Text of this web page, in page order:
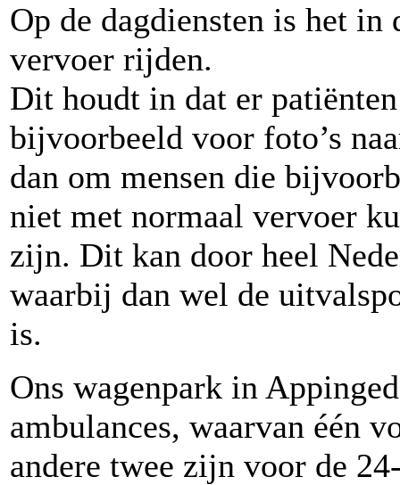
Op de dagdiensten is het in
vervoer rijden.
Dit houdt in dat er
bijvoorbeeld voor foto’s
dan om mensen die
niet met normaal vervoer
zijn. Dit kan door heel
waarbij dan wel de
is.
Ons wagenpark in
ambulances, waarvan één
andere twee zijn voor de